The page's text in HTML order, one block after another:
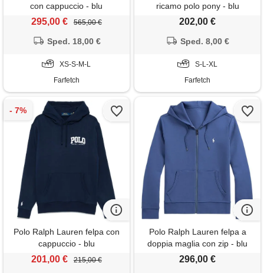
con cappuccio - blu
295,00 € 565,00 €
Sped. 18,00 €
XS-S-M-L
Farfetch
ricamo polo pony - blu
202,00 €
Sped. 8,00 €
S-L-XL
Farfetch
Polo Ralph Lauren felpa con
cappuccio - blu
201,00 € 215,00 €
Polo Ralph Lauren felpa a
doppia maglia con zip - blu
296,00 €